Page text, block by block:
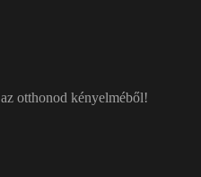
otthonod kényelméből!